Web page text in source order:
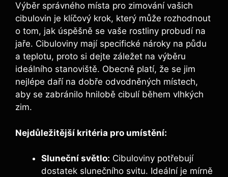
Výběr správného místa pro zimování vašich
cibulovin je klíčový krok, který může rozhodnout
o tom, jak úspěšně se vaše rostliny probudí na
jaře. Cibuloviny mají specifické nároky na půdu
a teplotu, proto si dejte záležet na výběru
ideálního stanoviště. Obecně platí, že se jim
nejlépe daří na dobře odvodněných místech,
aby se zabránilo hnilobě cibulí během vlhkých
zim.
Nejdůležitější kritéria pro umístění:
Sluneční světlo: Cibuloviny potřebují
dostatek slunečního svitu. Ideální je mírně